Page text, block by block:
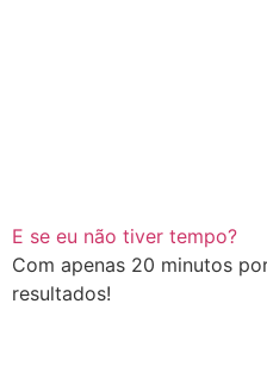
E se eu não tiver tempo?
Com apenas 20 minutos
resultados!